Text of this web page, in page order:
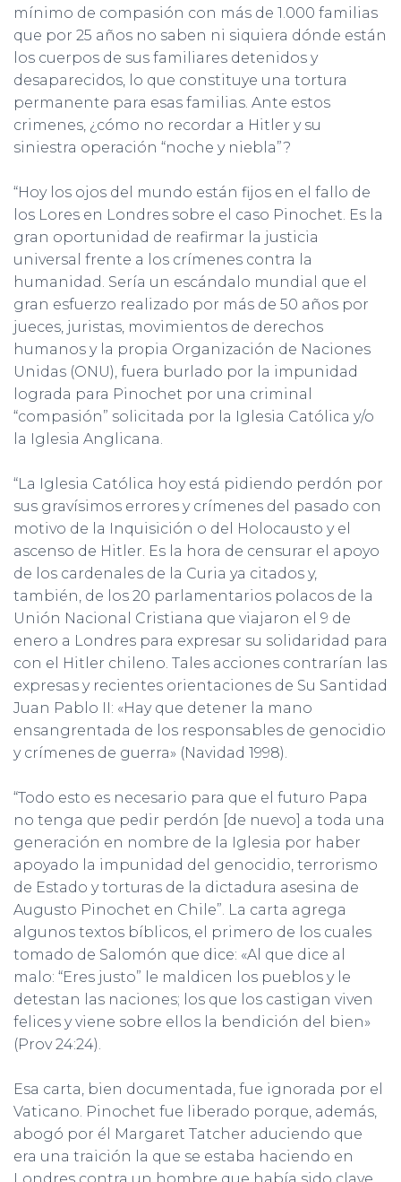
mínimo de compasión con más de 1.000 familias
que por 25 años no saben ni siquiera dónde están
los cuerpos de sus familiares detenidos y
desaparecidos, lo que constituye una tortura
permanente para esas familias. Ante estos
crimenes, ¿cómo no recordar a Hitler y su
siniestra operación “noche y niebla”?
“Hoy los ojos del mundo están fijos en el fallo de
los Lores en Londres sobre el caso Pinochet. Es la
gran oportunidad de reafirmar la justicia
universal frente a los crímenes contra la
humanidad. Sería un escándalo mundial que el
gran esfuerzo realizado por más de 50 años por
jueces, juristas, movimientos de derechos
humanos y la propia Organización de Naciones
Unidas (ONU), fuera burlado por la impunidad
lograda para Pinochet por una criminal
“compasión” solicitada por la Iglesia Católica y/o
la Iglesia Anglicana.
“La Iglesia Católica hoy está pidiendo perdón por
sus gravísimos errores y crímenes del pasado con
motivo de la Inquisición o del Holocausto y el
ascenso de Hitler. Es la hora de censurar el apoyo
de los cardenales de la Curia ya citados y,
también, de los 20 parlamentarios polacos de la
Unión Nacional Cristiana que viajaron el 9 de
enero a Londres para expresar su solidaridad para
con el Hitler chileno. Tales acciones contrarían las
expresas y recientes orientaciones de Su Santidad
Juan Pablo II: «Hay que detener la mano
ensangrentada de los responsables de genocidio
y crímenes de guerra» (Navidad 1998).
“Todo esto es necesario para que el futuro Papa
no tenga que pedir perdón [de nuevo] a toda una
generación en nombre de la Iglesia por haber
apoyado la impunidad del genocidio, terrorismo
de Estado y torturas de la dictadura asesina de
Augusto Pinochet en Chile”. La carta agrega
algunos textos bíblicos, el primero de los cuales
tomado de Salomón que dice: «Al que dice al
malo: “Eres justo” le maldicen los pueblos y le
detestan las naciones; los que los castigan viven
felices y viene sobre ellos la bendición del bien»
(Prov 24:24).
Esa carta, bien documentada, fue ignorada por el
Vaticano. Pinochet fue liberado porque, además,
abogó por él Margaret Tatcher aduciendo que
era una traición la que se estaba haciendo en